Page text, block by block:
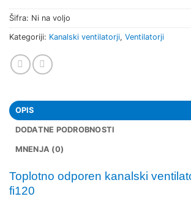
Šifra: Ni na voljo
Kategoriji: Kanalski ventilatorji, Ventilatorji
OPIS
DODATNE PODROBNOSTI
MNENJA (0)
Toplotno odporen kanalski
fi120